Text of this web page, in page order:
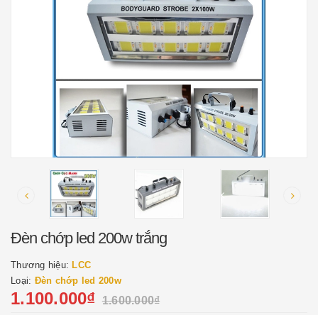
Đèn chớp led 200w trắng
Thương hiệu: LCC
Loại: Đèn chớp led 200w
1.100.000₫ 1.600.000₫